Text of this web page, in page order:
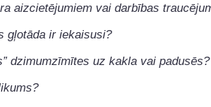
aizcietējumiem vai darbības
gļotāda ir iekaisusi?
dzimumzīmītes uz kakla vai padusēs?